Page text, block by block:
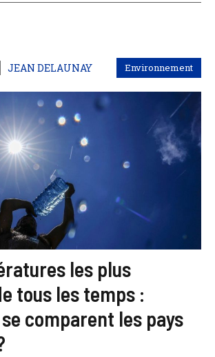
JEAN DELAUNAY Environnement
les plus
tous les temps :
comparent les pays